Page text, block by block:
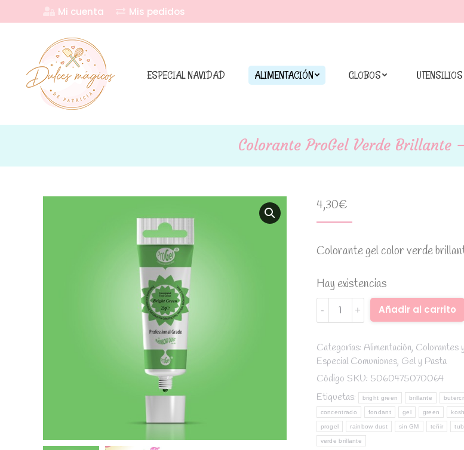
Mi cuenta Mis pedidos
ESPECIAL NAVIDAD ALIMENTACIÓN GLOBOS UTENSILIOS
Colorante ProGel Verde Brillante
4,30€
Colorante gel color verde
Hay existencias
Colorante
ProGel
Brillante
-
Rainbow
Dust
quantity
Añadir al carrito
Categorías: Alimentación, Colorantes
Especial Comuniones, Gel y Pasta
Código SKU: 5060475070064
Etiquetas:
bright green brillante
concentrado fondant gel green
progel rainbow dust sin GM teñir
verde brillante